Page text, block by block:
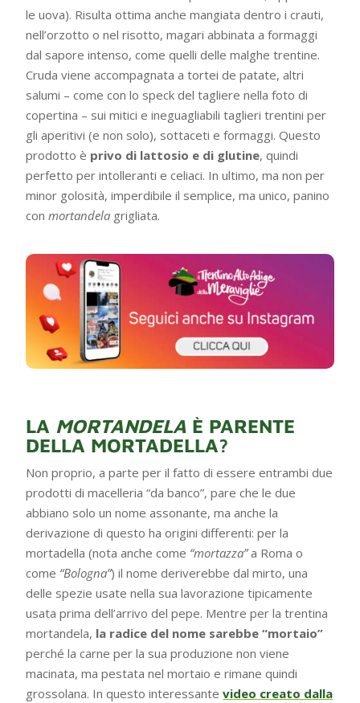
le uova). Risulta ottima anche mangiata dentro i crauti,
nell’orzotto o nel risotto, magari abbinata a formaggi
dal sapore intenso, come quelli delle malghe trentine.
Cruda viene accompagnata a tortei de patate, altri
salumi – come con lo speck del tagliere nella foto di
copertina – sui mitici e ineguagliabili taglieri trentini per
gli aperitivi (e non solo), sottaceti e formaggi. Questo
prodotto è privo di lattosio e di glutine, quindi
perfetto per intolleranti e celiaci. In ultimo, ma non per
minor golosità, imperdibile il semplice, ma unico, panino
conmortandela grigliata.
LA MORTANDELA È PARENTE
DELLA MORTADELLA?
Non proprio, a parte per il fatto di essere entrambi due
prodotti di macelleria “da banco”, pare che le due
abbiano solo un nome assonante, ma anche la
derivazione di questo ha origini differenti: per la
mortadella (nota anche come “mortazza”a Roma o
come “Bologna”) il nome deriverebbe dal mirto, una
delle spezie usate nella sua lavorazione tipicamente
usata prima dell’arrivo del pepe. Mentre per la trentina
mortandela, la radice del nome sarebbe “mortaio”
perché la carne per la sua produzione non viene
macinata, ma pestata nel mortaio e rimane quindi
grossolana. In questo interessantevideo creato dalla